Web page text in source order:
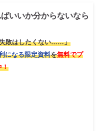
いいか分からないなら
敗はしたくない……」
になる限定資料を無料でプ
！